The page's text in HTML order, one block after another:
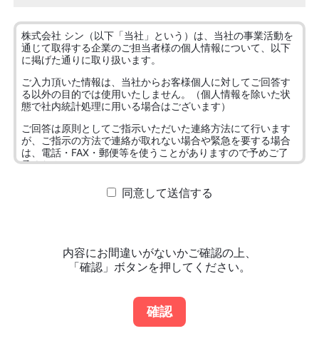
株式会社 シン（以下「当社」という）は、当社の事業活動を
通じて取得する企業のご担当者様の個人情報について、以下
に掲げた通りに取り扱います。
ご入力頂いた情報は、当社からお客様個人に対してご回答す
る以外の目的では使用いたしません。（個人情報を除いた状
態で社内統計処理に用いる場合はございます）
ご回答は原則としてご指示いただいた連絡方法にて行います
が、ご指示の方法で連絡が取れない場合や緊急を要する場合
は、電話・FAX・郵便等を使うことがありますので予めご了
承ください。
個人情報の取り扱いについてはプライバシーポリシー
同意して送信する
内容にお間違いがないかご確認の上、
「確認」ボタンを押してください。